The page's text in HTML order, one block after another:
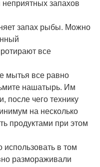
запахов
запах рыбы. Можно
все
мытья все равно
нашатырь. Им
после чего технику
на несколько
продуктами при этом
в том
размораживали